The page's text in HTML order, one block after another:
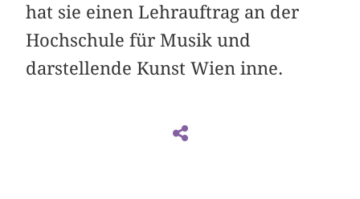
hat sie einen Lehrauftrag an der
Hochschule für Musik und
darstellende Kunst Wien inne.